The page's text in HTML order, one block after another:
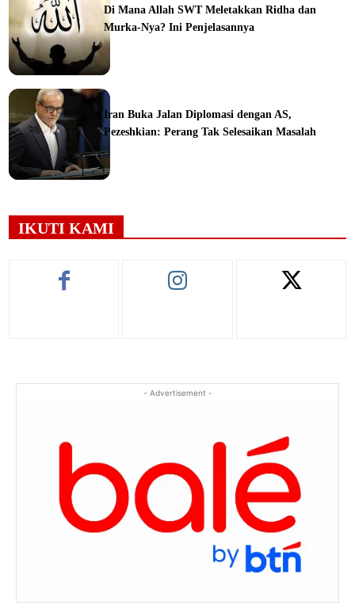
Di Mana Allah SWT Meletakkan Ridha dan
Murka-Nya? Ini Penjelasannya
Iran Buka Jalan Diplomasi dengan AS,
Pezeshkian: Perang Tak Selesaikan Masalah
IKUTI KAMI
- Advertisement -